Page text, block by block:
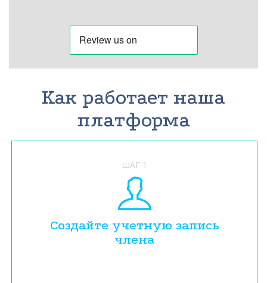
Как работает наша
платформа
ШАГ 1
Создайте учетную запись
члена